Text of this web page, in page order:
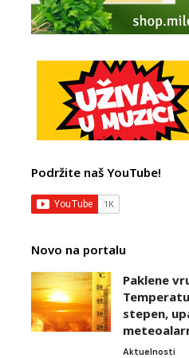
Podržite naš YouTube!
Novo na portalu
Paklene
stepen,
Aktuelnosti